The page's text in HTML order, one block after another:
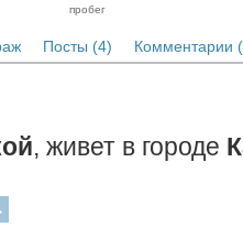
пробег
Посты (4) Комментарии
, живет в городе